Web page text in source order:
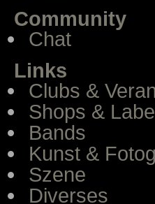
Community
Chat
Links
Clubs &
Shops &
Bands
Kunst &
Szene
Diverses